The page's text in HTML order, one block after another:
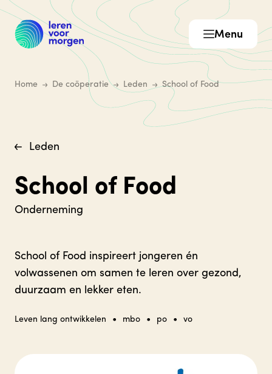
Menu
Home De coöperatie Leden School of Food
Leden
School of Food
Onderneming
School of Food inspireert jongeren én
volwassenen om samen te leren over gezond,
duurzaam en lekker eten.
Leven lang ontwikkelen • mbo • po • vo